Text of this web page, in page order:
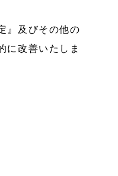
』及びその他の
に改善いたしま